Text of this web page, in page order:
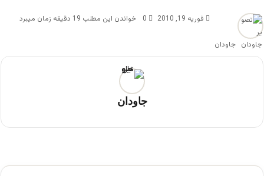
جاودان
فوریه 19, 2010 0 خواندن این مطلب 19 دقیقه زمان میبرد
جاودان